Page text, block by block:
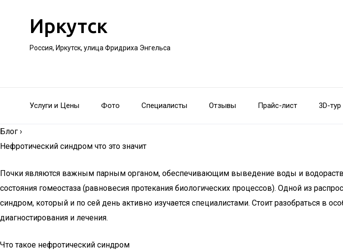
Иркутск
Россия, Иркутск, улица Фридриха Энгельса
Услуги и Цены Фото Специалисты Отзывы Прайс-лист 3D-тур
Блог ›
Нефротический синдром что это значит
Почки являются важным парным органом, обеспечивающим выведение воды и
состояния гомеостаза (равновесия протекания биологических процессов). Одной из
синдром, который и по сей день активно изучается специалистами. Стоит разобраться в
диагностирования и лечения.
Что такое нефротический синдром